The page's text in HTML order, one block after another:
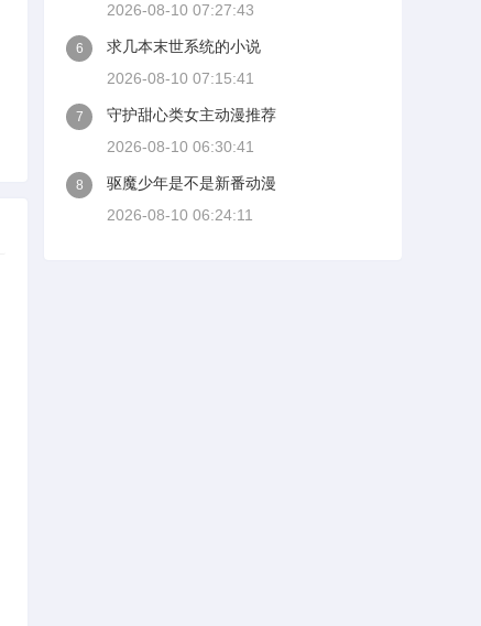
2026-08-10 07:27:43
6
求几本末世系统的小说
2026-08-10 07:15:41
7
守护甜心类女主动漫推荐
2026-08-10 06:30:41
8
驱魔少年是不是新番动漫
2026-08-10 06:24:11